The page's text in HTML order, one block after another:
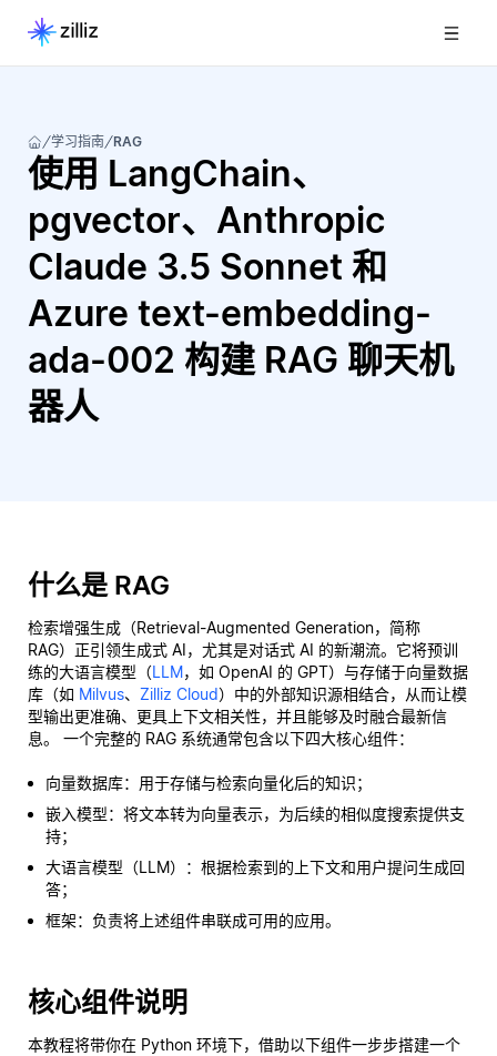
学习指南 RAG
使用 LangChain、
pgvector、Anthropic
Claude 3.5 Sonnet 和
Azure text-embedding-
ada-002 构建 RAG 聊天机
器人
什么是 RAG
检索增强生成（Retrieval-Augmented Generation，简称
RAG）正引领生成式 AI，尤其是对话式 AI 的新潮流。它将预训
练的大语言模型（LLM，如 OpenAI 的 GPT）与存储于向量数据
库（如 Milvus、 Zilliz Cloud）中的外部知识源相结合，从而让模
型输出更准确、更具上下文相关性，并且能够及时融合最新信
息。 一个完整的 RAG 系统通常包含以下四大核心组件：
向量数据库：用于存储与检索向量化后的知识；
嵌入模型：将文本转为向量表示，为后续的相似度搜索提供支
持；
大语言模型（LLM）：根据检索到的上下文和用户提问生成回
答；
框架：负责将上述组件串联成可用的应用。
核心组件说明
本教程将带你在 Python 环境下，借助以下组件一步步搭建一个